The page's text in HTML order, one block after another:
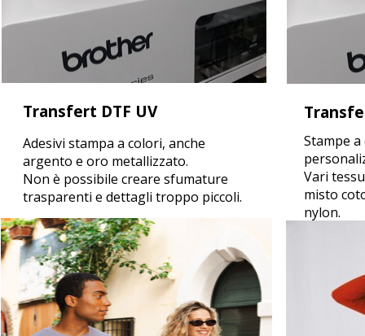
Transfert DTF UV
Stampe
Vari
misto
nylon.
Adesivi stampa a colori, anche
argento e oro metallizzato.
Non è possibile creare sfumature
trasparenti e dettagli troppo piccoli.